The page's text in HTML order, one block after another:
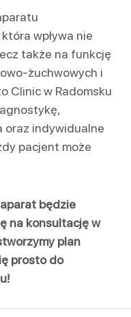
wpływa nie
także na funkcję
żuchwowych i
Clinic w Radomsku
oraz indywidualne
pacjent może
będzie
na konsultację w
plan
prosto do